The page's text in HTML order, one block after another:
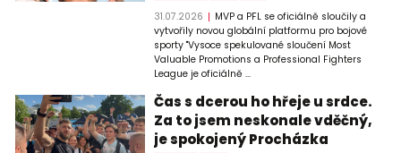
31.07.2026
MVP a PFL se oficiálně sloučily a
vytvořily novou globální platformu pro bojové
sporty "Vysoce spekulované sloučení Most
Valuable Promotions a Professional Fighters
League je oficiálně ...
Čas s dcerou ho hřeje u srdce.
Za to jsem neskonale vděčný,
je spokojený Procházka